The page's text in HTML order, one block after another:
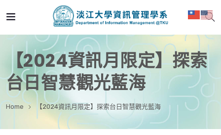
【2024資訊月限定】探索
台日智慧觀光藍海
Home 【2024資訊月限定】探索台日智慧觀光藍海